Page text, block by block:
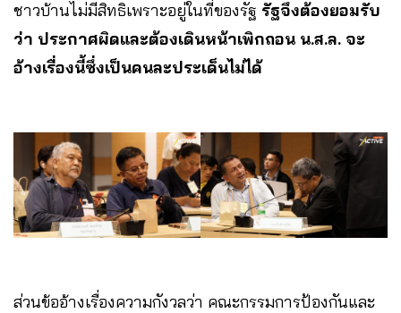
ชาวบ้านไม่มีสิทธิเพราะอยู่ในที่ของรัฐ รัฐจึงต้องยอมรับ
ว่า ประกาศผิดและต้องเดินหน้าเพิกถอน น.ส.ล. จะ
อ้างเรื่องนี้ซึ่งเป็นคนละประเด็นไม่ได้
ส่วนข้ออ้างเรื่องความกังวลว่า คณะกรรมการป้องกันและ